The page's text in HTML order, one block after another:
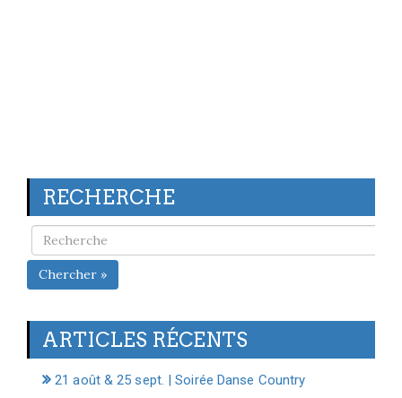
RECHERCHE
Chercher »
ARTICLES RÉCENTS
21 août & 25 sept. | Soirée Danse Country